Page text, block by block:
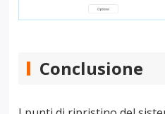
Conclusione